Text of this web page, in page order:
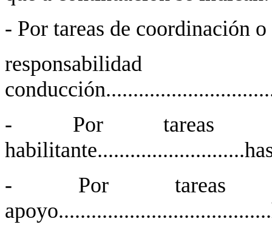
- Por tareas de coordinación
- Por tareas
- Por tareas